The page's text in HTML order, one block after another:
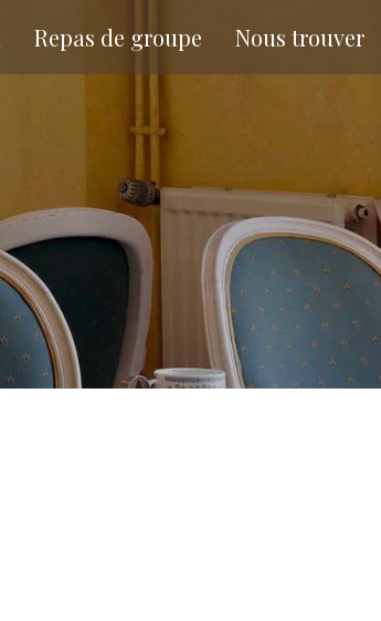
Repas de groupe Nous trouver